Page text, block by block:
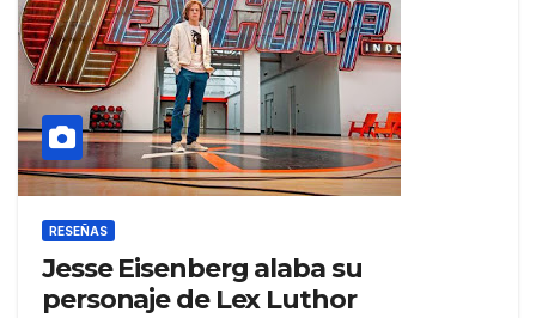
RESEÑAS
Jesse Eisenberg alaba su
personaje de Lex Luthor